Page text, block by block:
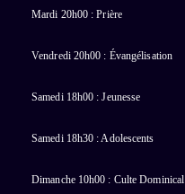
Mardi 20h00 : Prière
Vendredi 20h00 : Évangélisation
Samedi 18h00 : Jeunesse
Samedi 18h30 : Adolescents
Dimanche 10h00 : Culte Dominical